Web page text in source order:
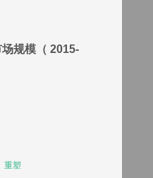
规模（ 2015-
重塑